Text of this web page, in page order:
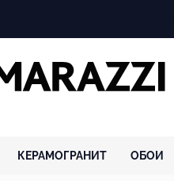
КЕРАМОГРАНИТ ОБОИ